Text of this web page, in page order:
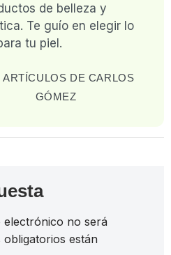
de belleza y
Te guío en elegir lo
tu piel.
ARTÍCULOS DE CARLOS
GÓMEZ
no será
obligatorios están